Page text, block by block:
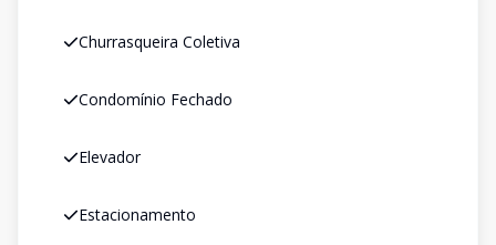
Churrasqueira Coletiva
Condomínio Fechado
Elevador
Estacionamento